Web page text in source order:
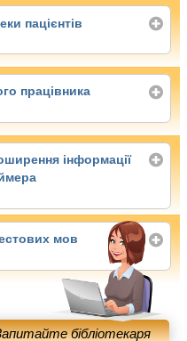
пацієнтів
працівника
інформації
мов